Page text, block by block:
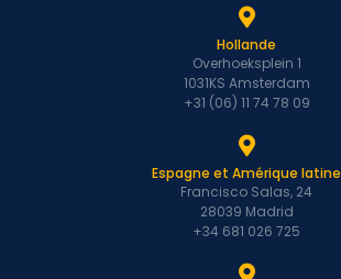
Hollande
Overhoeksplein 1
1031KS Amsterdam
+31 (06) 11 74 78 09
Espagne et Amérique latine
Francisco Salas, 24
28039 Madrid
+34 681 026 725